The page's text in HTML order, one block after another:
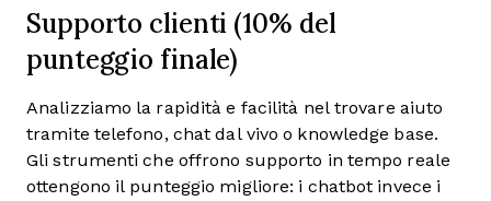
Supporto clienti (10% del
punteggio finale)
Analizziamo la rapidità e facilità nel trovare aiuto
tramite telefono, chat dal vivo o knowledge base.
Gli strumenti che offrono supporto in tempo reale
ottengono il punteggio migliore: i chatbot invece i